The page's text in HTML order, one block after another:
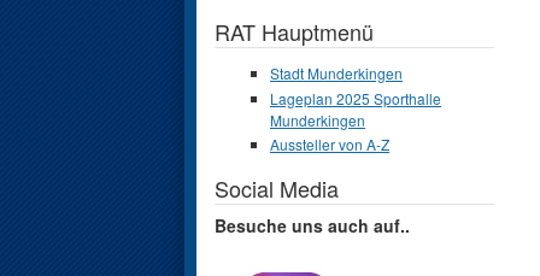
RAT Hauptmenü
Stadt Munderkingen
Lageplan 2025 Sporthalle
Munderkingen
Aussteller von A-Z
Social Media
Besuche uns auch auf..